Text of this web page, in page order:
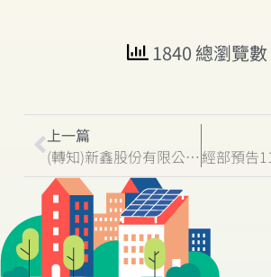
1840 總瀏覽數
上一篇
(轉知)新鑫股份有限公司擬於本縣台東市石壁段353、355、356、364、365地號土地，申請設置地面型太陽光電設施(台東火車站-花蓮電力段設置停車棚)，特此協助公告周知